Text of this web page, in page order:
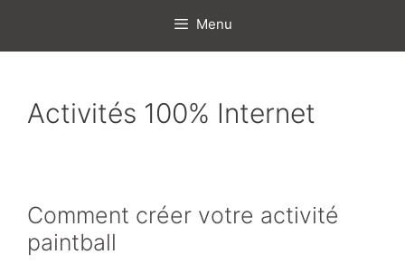
Menu
Activités 100% Internet
Comment créer votre activité
paintball